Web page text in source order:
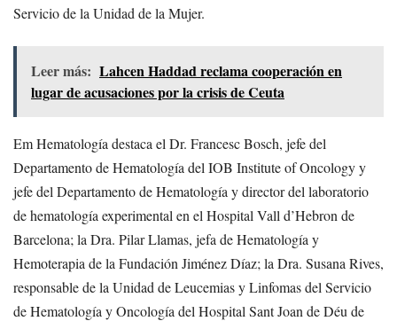
Servicio de la Unidad de la Mujer.
Leer más: Lahcen Haddad reclama cooperación en
lugar de acusaciones por la crisis de Ceuta
Em Hematología destaca el Dr. Francesc Bosch, jefe del
Departamento de Hematología del IOB Institute of Oncology y
jefe del Departamento de Hematología y director del laboratorio
de hematología experimental en el Hospital Vall d’Hebron de
Barcelona; la Dra. Pilar Llamas, jefa de Hematología y
Hemoterapia de la Fundación Jiménez Díaz; la Dra. Susana Rives,
responsable de la Unidad de Leucemias y Linfomas del Servicio
de Hematología y Oncología del Hospital Sant Joan de Déu de